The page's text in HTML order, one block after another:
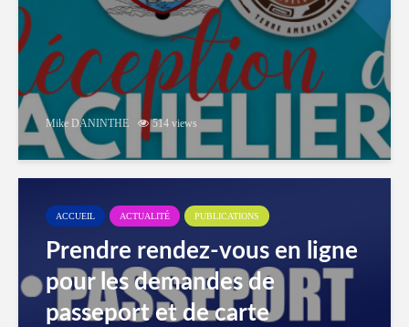
Mike DANINTHE 514 views
ACCUEIL ACTUALITÉ PUBLICATIONS
Prendre rendez-vous en ligne
pour les demandes de
passeport et de carte